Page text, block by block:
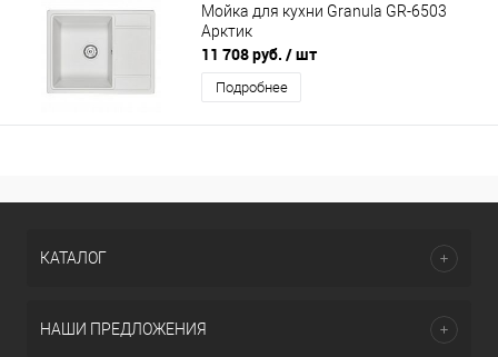
Мойка для кухни Granula GR-6503
Арктик
11 708 руб. / шт
Подробнее
КАТАЛОГ
НАШИ ПРЕДЛОЖЕНИЯ